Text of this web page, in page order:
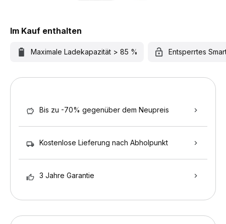
Im Kauf enthalten
Maximale Ladekapazität > 85 % Entsperrtes
Bis zu -70% gegenüber dem Neupreis
Kostenlose Lieferung nach Abholpunkt
3 Jahre Garantie